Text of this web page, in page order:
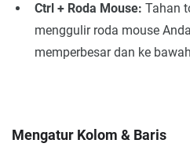
Ctrl + Roda Mouse: Tahan
menggulir roda mouse
memperbesar dan ke
Mengatur Kolom & Baris